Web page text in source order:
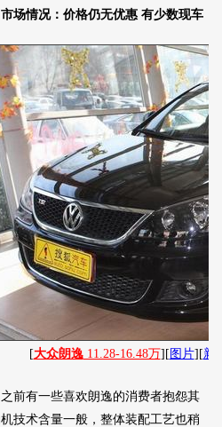
情况：价格仍无优惠 有少数现车
[大众朗逸11.28-16.48万][ 图片][新闻
有一些喜欢朗逸的消费者抱怨其
技术含量一般，整体装配工艺也稍